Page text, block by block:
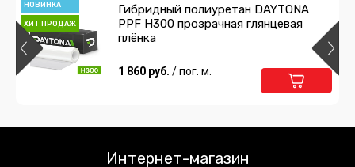
НОВИНКА
ХИТ ПРОДАЖ
Гибридный полиуретан DAYTONA
PPF H300 прозрачная глянцевая
плёнка
1 860 руб. / пог. м.
Интернет-магазин